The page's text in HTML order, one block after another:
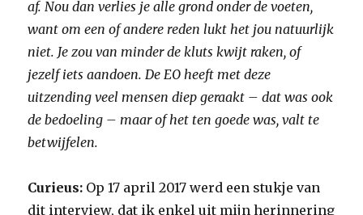
af. Nou dan verlies je alle grond onder de voeten,
want om een of andere reden lukt het jou natuurlijk
niet. Je zou van minder de kluts kwijt raken, of
jezelf iets aandoen. De EO heeft met deze
uitzending veel mensen diep geraakt – dat was ook
de bedoeling – maar of het ten goede was, valt te
betwijfelen.
Curieus: Op 17 april 2017 werd een stukje van
dit interview, dat ik enkel uit mijn herinnering